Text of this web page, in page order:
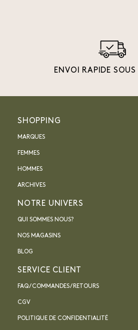
ENVOI RAPIDE
SHOPPING
MARQUES
FEMMES
HOMMES
ARCHIVES
NOTRE UNIVERS
QUI SOMMES NOUS?
NOS MAGASINS
BLOG
SERVICE CLIENT
FAQ / COMMANDES / RETOURS
CGV
POLITIQUE DE CONFIDENTIALITÉ